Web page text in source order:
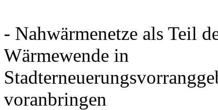
- Nahwärmenetze als Teil
Wärmewende in
voranbringen